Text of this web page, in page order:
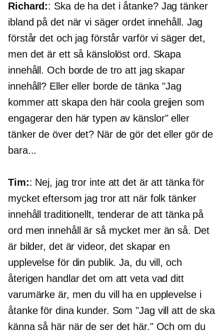
Richard:: Ska de ha det i åtanke? Jag tänker
ibland på det när vi säger ordet innehåll. Jag
förstår det och jag förstår varför vi säger det,
men det är ett så känslolöst ord. Skapa
innehåll. Och borde de tro att jag skapar
innehåll? Eller eller borde de tänka "Jag
kommer att skapa den här coola grejjen som
engagerar den här typen av känslor" eller
tänker de över det? När de gör det eller gör de
bara...
Tim:: Nej, jag tror inte att det är att tänka för
mycket eftersom jag tror att när folk tänker
innehåll traditionellt, tenderar de att tänka på
ord men innehåll är så mycket mer än så. Det
är bilder, det är videor, det skapar en
upplevelse för din publik. Ja, du vill, och
återigen handlar det om att veta vad ditt
varumärke är, men du vill ha en upplevelse i
åtanke för dina kunder. Som "Jag vill att de ska
känna så här när de ser det här." Och om du